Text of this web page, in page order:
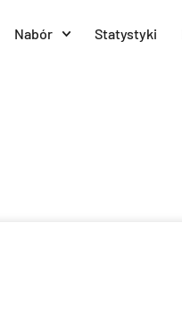
Nabór Statystyki